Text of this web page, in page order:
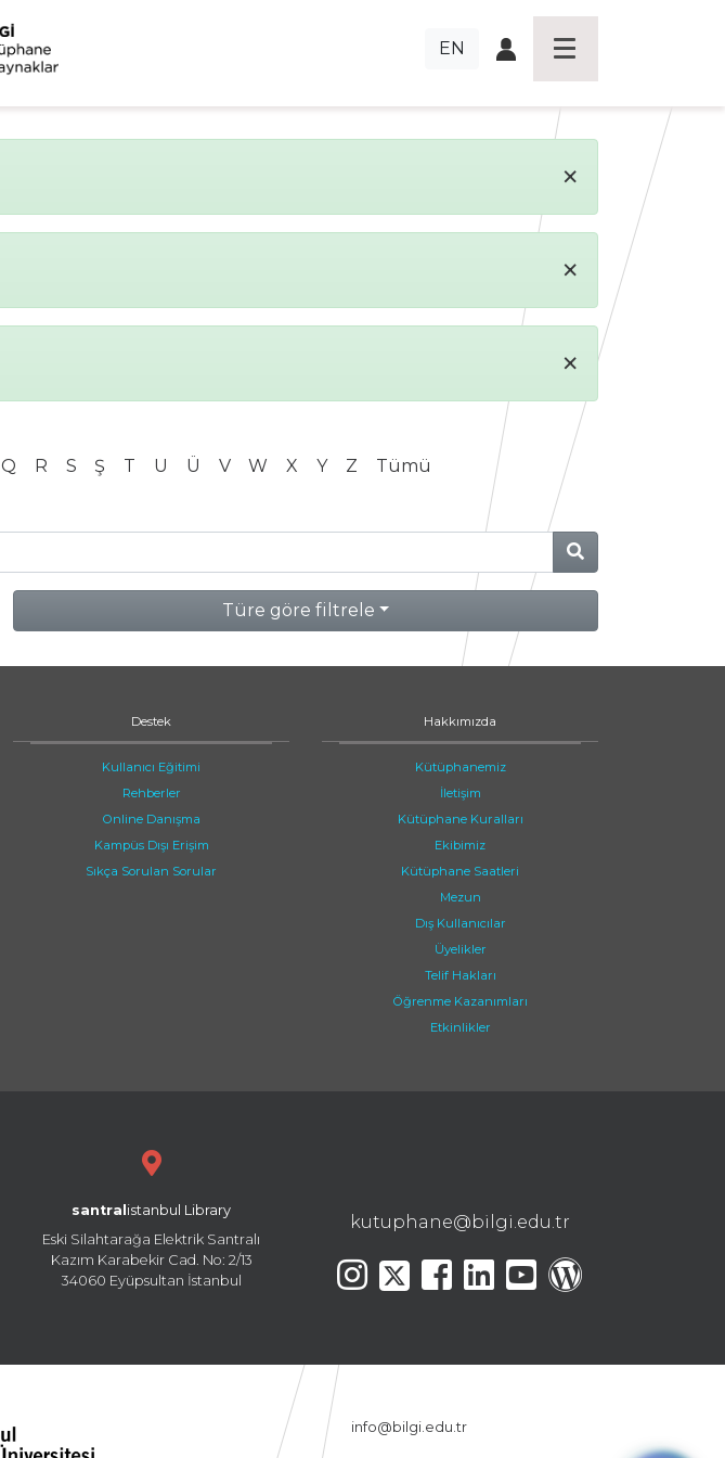
EN
×
×
×
Q R S Ş T U Ü V W X Y Z Tümü
Türe göre filtrele
Destek
Kullanıcı Eğitimi
Rehberler
Online Danışma
Kampüs Dışı Erişim
Sıkça Sorulan Sorular
Hakkımızda
Kütüphanemiz
İletişim
Kütüphane Kuralları
Ekibimiz
Kütüphane Saatleri
Mezun
Dış Kullanıcılar
Üyelikler
Telif Hakları
Öğrenme Kazanımları
Etkinlikler
santral istanbul Library
Eski Silahtarağa Elektrik Santralı
Kazım Karabekir Cad. No: 2/13
34060 Eyüpsultan İstanbul
kutuphane@bilgi.edu.tr
info@bilgi.edu.tr